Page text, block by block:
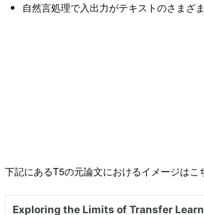
自然言処理で入出力がテキストのさまざ
下記にあるT5の元論文におけるイメージはこ